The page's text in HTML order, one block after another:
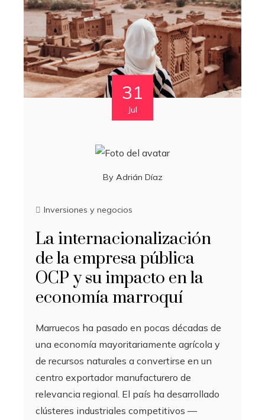
31
Jul
By Adrián Díaz
Inversiones y negocios
La internacionalización
de la empresa pública
OCP y su impacto en la
economía marroquí
Marruecos ha pasado en pocas décadas de
una economía mayoritariamente agrícola y
de recursos naturales a convertirse en un
centro exportador manufacturero de
relevancia regional. El país ha desarrollado
clústeres industriales competitivos —